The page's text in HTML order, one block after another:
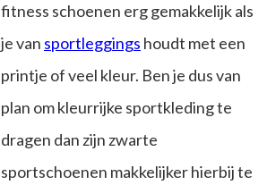
fitness schoenen erg gemakkelijk als
je van sportleggings houdt met een
printje of veel kleur. Ben je dus van
plan om kleurrijke sportkleding te
dragen dan zijn zwarte
sportschoenen makkelijker hierbij te